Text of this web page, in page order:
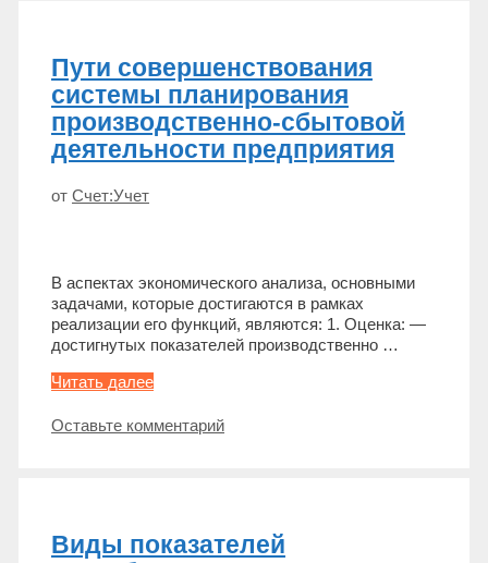
сферы
торговли
Пути совершенствования
системы планирования
производственно-сбытовой
деятельности предприятия
от Счет:Учет
В аспектах экономического анализа, основными
задачами, которые достигаются в рамках
реализации его функций, являются: 1. Оценка: —
достигнутых показателей производственно …
Читать далееПути
системы
Оставьте комментарий
Виды показателей